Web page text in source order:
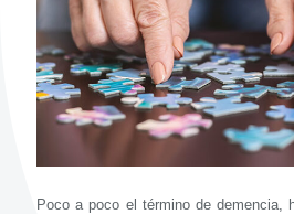
Poco a poco el término de demencia,